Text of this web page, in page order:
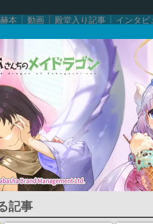
赫本 動画 殿堂入り記事 インタビ
記事